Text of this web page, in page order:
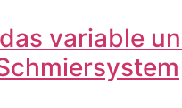
variable